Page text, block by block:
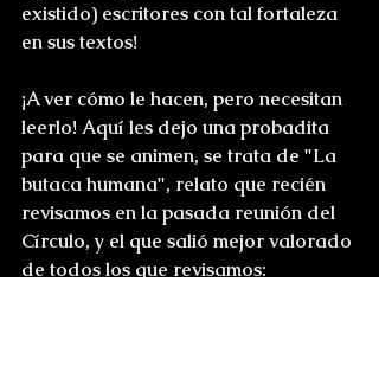
existido) escritores con tal fortaleza
en sus textos!
¡A ver cómo le hacen, pero necesitan
leerlo! Aquí les dejo una probadita
para que se animen, se trata de "La
butaca humana", relato que recién
revisamos en la pasada reunión del
Círculo, y el que salió mejor valorado
de todos los que revisamos: